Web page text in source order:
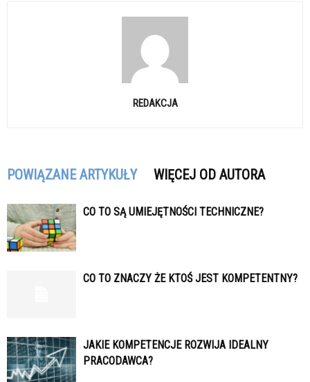
REDAKCJA
POWIĄZANE ARTYKUŁY WIĘCEJ OD AUTORA
CO TO SĄ UMIEJĘTNOŚCI TECHNICZNE?
CO TO ZNACZY ŻE KTOŚ JEST KOMPETENTNY?
JAKIE KOMPETENCJE ROZWIJA IDEALNY
PRACODAWCA?